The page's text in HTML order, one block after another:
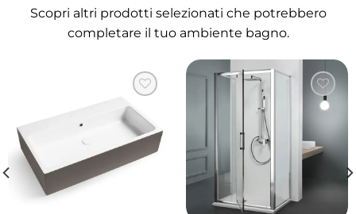
Mobile a terra con cassetti capienti
La composizione include un mobile a terra 2
finitura Piombo Fenix. Le superfici Fenix
offrono un’estetica moderna, piacevole al
tatto e resistente all’umidità, perfetta per
ambienti bagno e lavanderia.
Pensile e colonne MOVE coordinate
Il pensile Bianco Talco con 2 ante e le
Scopri altri prodotti selezionati che potrebbero
completare il tuo ambiente bagno.